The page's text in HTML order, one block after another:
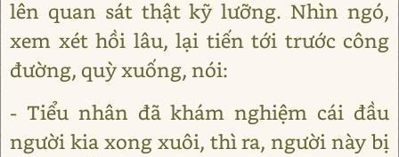
lên quan sát thật kỹ lưỡng. Nhìn ngó,
xem xét hồi lâu, lại tiến tới trước công
đường, quỳ xuống, nói:
- Tiểu nhân đã khám nghiệm cái đầu
người kia xong xuôi, thì ra, người này bị